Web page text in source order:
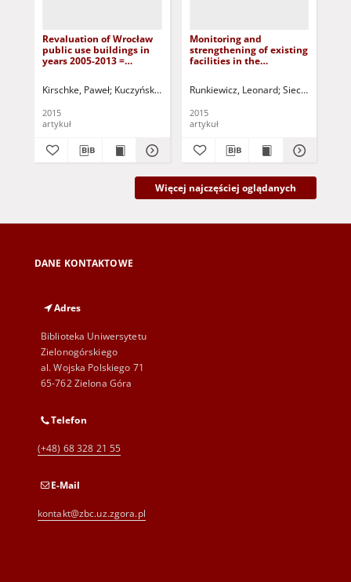
Revaluation of Wrocław
public use buildings in
years 2005-2013 =
użyteczności publicznej
Kirschke, Paweł Kuczyński, Tadeusz - red.
2015
artykuł
Monitoring and
strengthening of existing
facilities in the
Monitorowanie i
istniejących w
sąsiedztwie budowy
Runkiewicz, Leonard Sieczkowski,
2015
artykuł
Więcej najczęściej oglądanych
DANE KONTAKTOWE
Adres
Biblioteka Uniwersytetu
Zielonogórskiego
al. Wojska Polskiego 71
65-762 Zielona Góra
Telefon
(+48) 68 328 21 55
E-Mail
kontakt@zbc.uz.zgora.pl